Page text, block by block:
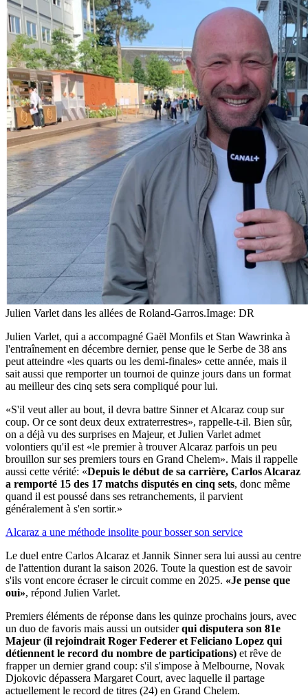
Julien Varlet dans les allées de Roland-Garros.Image: DR
Julien Varlet, qui a accompagné Gaël Monfils et Stan Wawrinka à
l'entraînement en décembre dernier, pense que le Serbe de 38 ans
peut atteindre «les quarts ou les demi-finales» cette année, mais il
sait aussi que remporter un tournoi de quinze jours dans un format
au meilleur des cinq sets sera compliqué pour lui.
«S'il veut aller au bout, il devra battre Sinner et Alcaraz coup sur
coup. Or ce sont deux deux extraterrestres», rappelle-t-il. Bien sûr,
on a déjà vu des surprises en Majeur, et Julien Varlet admet
volontiers qu'il est «le premier à trouver Alcaraz parfois un peu
brouillon sur ses premiers tours en Grand Chelem». Mais il rappelle
aussi cette vérité: «Depuis le début de sa carrière, Carlos Alcaraz
a remporté 15 des 17 matchs disputés en cinq sets, donc même
quand il est poussé dans ses retranchements, il parvient
généralement à s'en sortir.»
Alcaraz a une méthode insolite pour bosser son service
Le duel entre Carlos Alcaraz et Jannik Sinner sera lui aussi au centre
de l'attention durant la saison 2026. Toute la question est de savoir
s'ils vont encore écraser le circuit comme en 2025. «Je pense que
oui», répond Julien Varlet.
Premiers éléments de réponse dans les quinze prochains jours, avec
un duo de favoris mais aussi un outsiderqui disputera son 81e
Majeur (il rejoindrait Roger Federer et Feliciano Lopez qui
détiennent le record du nombre de participations) et rêve de
frapper un dernier grand coup: s'il s'impose à Melbourne, Novak
Djokovic dépassera Margaret Court, avec laquelle il partage
actuellement le record de titres (24) en Grand Chelem.